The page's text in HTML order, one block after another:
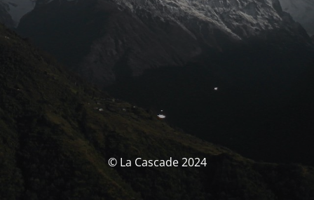
© La Cascade 2024